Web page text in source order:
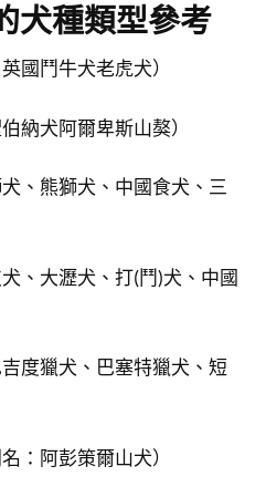
犬種類型參考
國鬥牛犬老虎犬）
納犬阿爾卑斯山獒）
、熊獅犬、中國食犬、三
、大瀝犬、打(鬥)犬、中國
度獵犬、巴塞特獵犬、短
：阿彭策爾山犬）